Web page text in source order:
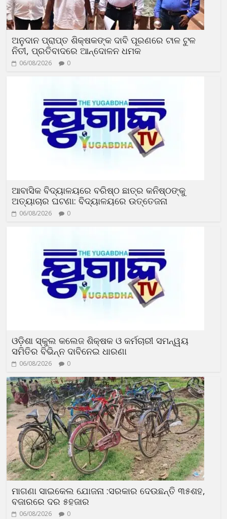
ଅନୁଦାନ ପ୍ରାପ୍ତ ଶିକ୍ଷକଙ୍କ ଦାବି ପୂରଣରେ ଟାଳ ଟୁଳ
ନିତୀ, ପ୍ରତିବାଦରେ ଆନ୍ଦୋଳନ ଧମକ
06/08/2026 0
ଆବାସିକ ବିଦ୍ୟାଳୟରେ ବରିଷ୍ଠ ଛାତ୍ର କନିଷ୍ଠଙ୍କୁ
ଅତ୍ୟାଚାର ଘଟଣା: ବିଦ୍ୟାଳୟରେ ଉତ୍ତେଜନା
06/08/2026 0
ଓଡ଼ିଶା ସ୍କୁଲ କଲେଜ ଶିକ୍ଷକ ଓ କର୍ମଚାରୀ ସମନ୍ୱୟ
ସମିତିର ବିଭିନ୍ନ ଦାବିନେଇ ଧାରଣା
06/08/2026 0
ମାଗଣା ସାଇକେଲ ଯୋଜନା :ସରକାର ଦେଉଛନ୍ତି ୩୫ଶହ,
ବଜାରରେ ଦର ୫ହଜାର
06/08/2026 0